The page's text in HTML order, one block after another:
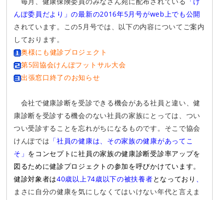
んぽ委員だより」の最新の2016年5月号がweb上でも公開
されています。この5月号では、以下の内容についてご案内
しております。
奥様にも健診プロジェクト
第5回協会けんぽフットサル大会
出張窓口終了のお知らせ
会社で健康診断を受診できる機会がある社員と違い、健
康診断を受診する機会のない社員の家族にとっては、つい
つい受診することを忘れがちになるものです。そこで協会
けんぽでは 「社員の健康は、その家族の健康があってこ
そ」 を コンセプトに社員の家族の健康診断受診率アップを
図るために健診プロジェクトの参加を呼びかけています。
健診対象者は40歳以上74歳以下の被扶養者となっており 、
まさに自分の健康を気にしなくてはいけない年代と言えま